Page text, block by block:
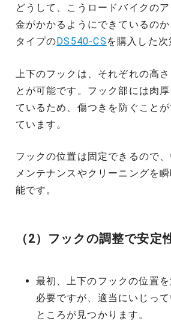
どうして、こうロードバイクの
金がかかるようにできているの
タイプの DS540-CS を購入した次
上下のフックは、それぞれの高
とが可能です。フック部には肉
ているため、傷つきを防ぐこと
ています。
フックの位置は固定できるので
メンテナンスやクリーニングを
能です。
（2）フックの調整で安定
最初、上下のフックの位置
必要ですが、適当にいじっ
ところが見つかります。